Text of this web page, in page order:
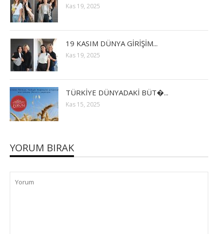
Kas 19, 2025
19 KASIM DÜNYA GİRİŞİM...
Kas 19, 2025
TÜRKİYE DÜNYADAKİ BÜT�...
Kas 15, 2025
YORUM BIRAK